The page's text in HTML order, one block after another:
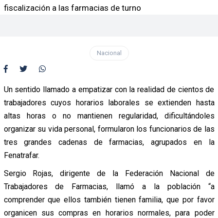
fiscalización a las farmacias de turno
Nacional
Un sentido llamado a empatizar con la realidad de cientos de
trabajadores cuyos horarios laborales se extienden hasta
altas horas o no mantienen regularidad, dificultándoles
organizar su vida personal, formularon los funcionarios de las
tres grandes cadenas de farmacias, agrupados en la
Fenatrafar.
Sergio Rojas, dirigente de la Federación Nacional de
Trabajadores de Farmacias, llamó a la población “a
comprender que ellos también tienen familia, que por favor
organicen sus compras en horarios normales, para poder